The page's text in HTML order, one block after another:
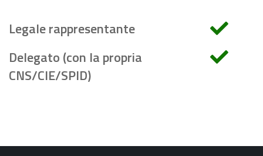
Legale rappresentante
Delegato (con la propria
CNS/CIE/SPID)